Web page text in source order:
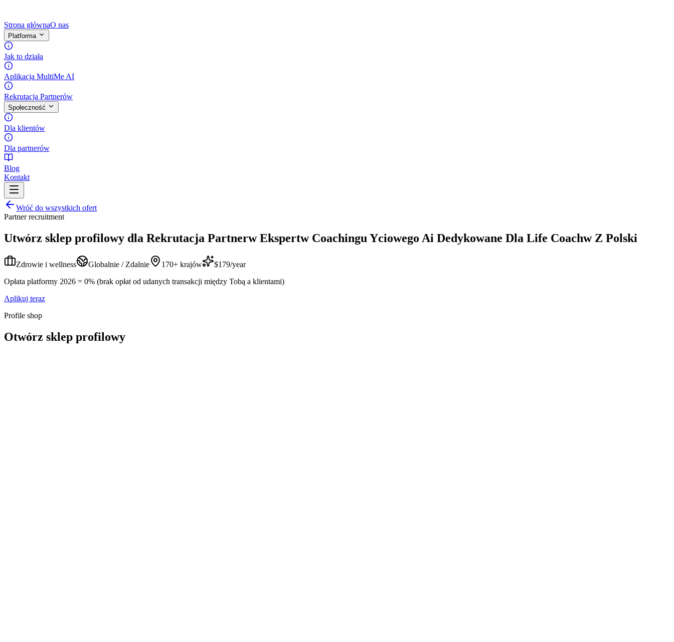
Strona głównaO nas
Platforma
Jak to działa
Aplikacja MultiMe AI
Rekrutacja Partnerów
Społeczność
Dla klientów
Dla partnerów
Blog
Kontakt
Wróć do wszystkich ofert
Partner recruitment
Utwórz sklep profilowy dla Rekrutacja Partnerw Ekspertw Coachingu Yciowego Ai Dedykowane Dla Life Coachw Z Polski
Zdrowie i wellness Globalnie / Zdalnie 170+ krajów
$179/year
Opłata platformy 2026 = 0% (brak opłat od udanych transakcji między Tobą a klientami)
Aplikuj teraz
Profile shop
Otwórz sklep profilowy